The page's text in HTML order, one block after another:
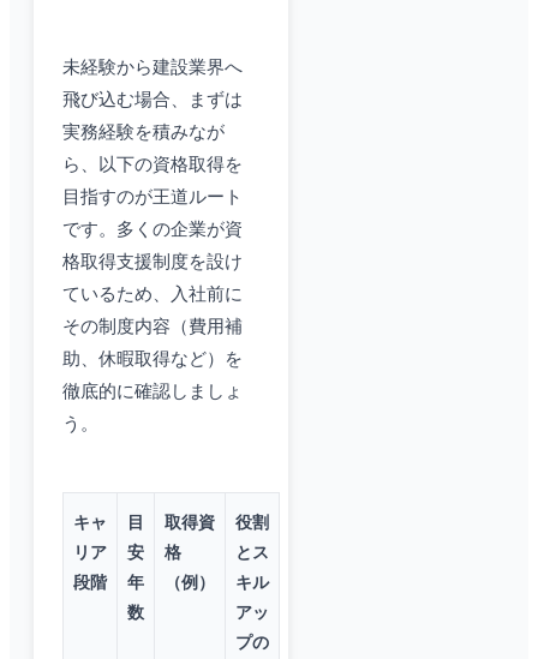
未経験から建設業界へ
飛び込む場合、まずは
実務経験を積みなが
ら、以下の資格取得を
目指すのが王道ルート
です。多くの企業が資
格取得支援制度を設け
ているため、入社前に
その制度内容（費用補
助、休暇取得など）を
徹底的に確認しましょ
う。
キャ
リア
段階
目
安
年
数
取得資
格
（例）
役割
とス
キル
アッ
プの